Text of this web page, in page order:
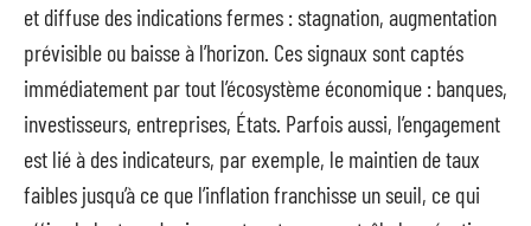
et diffuse des indications fermes : stagnation, augmentation
prévisible ou baisse à l’horizon. Ces signaux sont captés
immédiatement par tout l’écosystème économique : banques,
investisseurs, entreprises, États. Parfois aussi, l’engagement
est lié à des indicateurs, par exemple, le maintien de taux
faibles jusqu’à ce que l’inflation franchisse un seuil, ce qui